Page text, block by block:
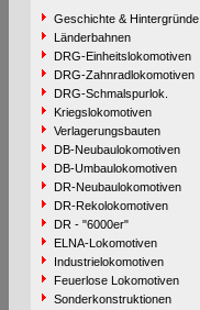
Geschichte & Hintergründe
Länderbahnen
DRG-Einheitslokomotiven
DRG-Zahnradlokomotiven
DRG-Schmalspurlok.
Kriegslokomotiven
Verlagerungsbauten
DB-Neubaulokomotiven
DB-Umbaulokomotiven
DR-Neubaulokomotiven
DR-Rekolokomotiven
DR - "6000er"
ELNA-Lokomotiven
Industrielokomotiven
Feuerlose Lokomotiven
Sonderkonstruktionen